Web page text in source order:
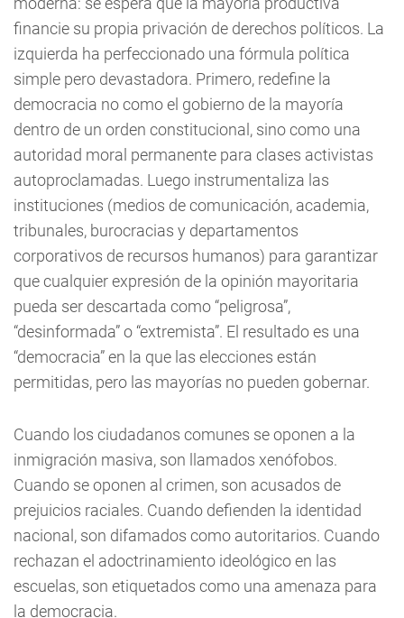
financie su propia privación de derechos políticos. La
izquierda ha perfeccionado una fórmula política
simple pero devastadora. Primero, redefine la
democracia no como el gobierno de la mayoría
dentro de un orden constitucional, sino como una
autoridad moral permanente para clases activistas
autoproclamadas. Luego instrumentaliza las
instituciones (medios de comunicación, academia,
tribunales, burocracias y departamentos
corporativos de recursos humanos) para garantizar
que cualquier expresión de la opinión mayoritaria
pueda ser descartada como “peligrosa”,
“desinformada” o “extremista”. El resultado es una
“democracia” en la que las elecciones están
permitidas, pero las mayorías no pueden gobernar.
Cuando los ciudadanos comunes se oponen a la
inmigración masiva, son llamados xenófobos.
Cuando se oponen al crimen, son acusados de
prejuicios raciales. Cuando defienden la identidad
nacional, son difamados como autoritarios. Cuando
rechazan el adoctrinamiento ideológico en las
escuelas, son etiquetados como una amenaza para
la democracia.